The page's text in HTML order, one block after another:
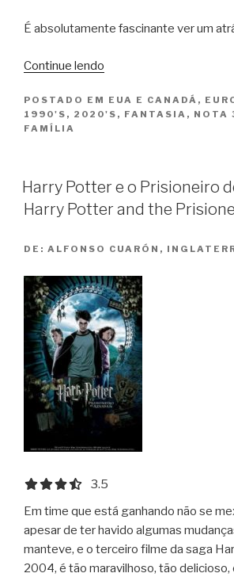
É absolutamente fascinante ver um
Continue lendo
Bruxas
das
The
Witches”
POSTADO EM EUA E CANADÁ ,
1990'S , 2020'S , FANTASIA , NOTA
FAMÍLIA
Harry Potter e o Prisioneiro
Harry Potter and the
DE: ALFONSO CUARÓN,
3.5 out of 5.0 stars
3.5
Em time que está ganhando não se
apesar de ter havido algumas
manteve, e o terceiro filme da saga
2004, é tão maravilhoso, tão delicioso,